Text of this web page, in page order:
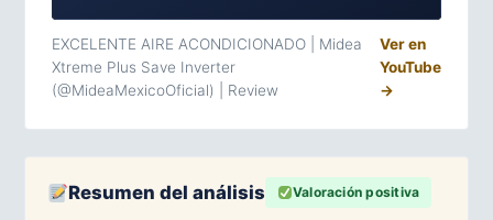
EXCELENTE AIRE ACONDICIONADO | Midea
Xtreme Plus Save Inverter
(@MideaMexicoOficial) | Review
Ver en
YouTube
→
Resumen del análisis Valoración positiva